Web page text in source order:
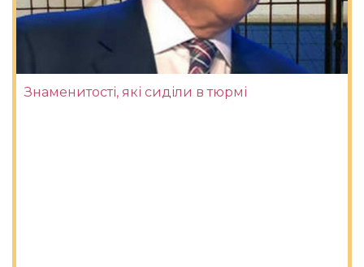
Знаменитості, які сиділи в тюрмі